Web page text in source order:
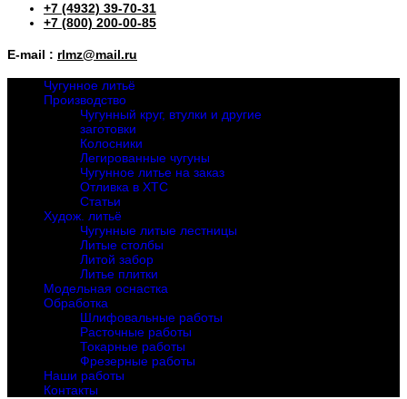
+7 (4932) 39-70-31
+7 (800) 200-00-85
E-mail : rlmz@mail.ru
Чугунное литьё
Производство
Чугунный круг, втулки и другие
заготовки
Колосники
Легированные чугуны
Чугунное литье на заказ
Отливка в ХТС
Статьи
Худож. литьё
Чугунные литые лестницы
Литые столбы
Литой забор
Литье плитки
Модельная оснастка
Обработка
Шлифовальные работы
Расточные работы
Токарные работы
Фрезерные работы
Наши работы
Контакты